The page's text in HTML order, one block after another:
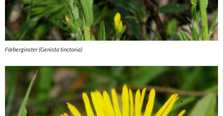
Färberginster (Genista tinctoria)